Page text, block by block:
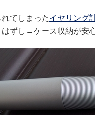
てしまったイヤリング
ずし→ケース収納が安